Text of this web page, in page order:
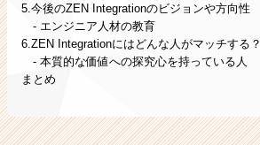
5.今後のZEN Integrationのビジョンや方向性
- エンジニア人材の教育
6.ZEN Integrationにはどんな人がマッチする？
- 本質的な価値への探究心を持っている人
まとめ